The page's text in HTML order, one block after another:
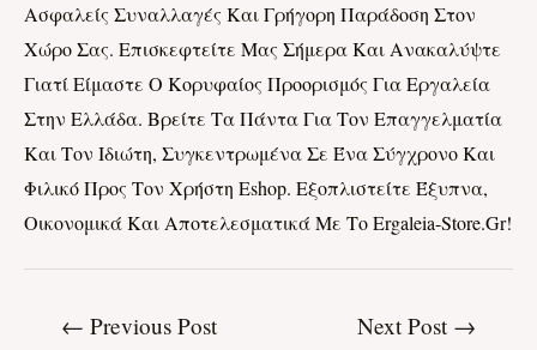
Ασφαλείς Συναλλαγές Και Γρήγορη Παράδοση Στον
Χώρο Σας. Επισκεφτείτε Μας Σήμερα Και Ανακαλύψτε
Γιατί Είμαστε Ο Κορυφαίος Προορισμός Για Εργαλεία
Στην Ελλάδα. Βρείτε Τα Πάντα Για Τον Επαγγελματία
Και Τον Ιδιώτη, Συγκεντρωμένα Σε Ένα Σύγχρονο Και
Φιλικό Προς Τον Χρήστη Eshop. Εξοπλιστείτε Έξυπνα,
Οικονομικά Και Αποτελεσματικά Με Το Ergaleia-Store.gr!
← Previous Post Next Post →